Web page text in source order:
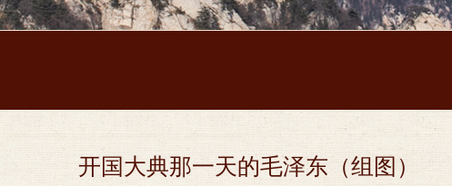
开国大典那一天的毛泽东（组图）